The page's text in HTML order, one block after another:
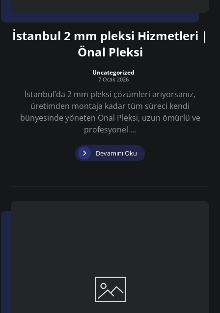
İstanbul 2 mm pleksi Hizmetleri |
Önal Pleksi
Uncategorized
7 Ocak 2026
İstanbul’da 2 mm pleksi çözümleri arıyorsanız,
üretimden montaja kadar tüm süreci kendi
bünyesinde yöneten Önal Pleksi, uzun ömürlü ve
profesyonel ...
Devamını Oku